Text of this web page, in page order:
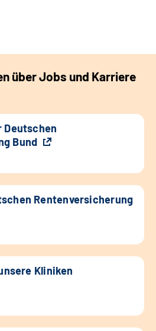
über Jobs und Karriere
Deutschen
Bund
Rentenversicherung
Kliniken